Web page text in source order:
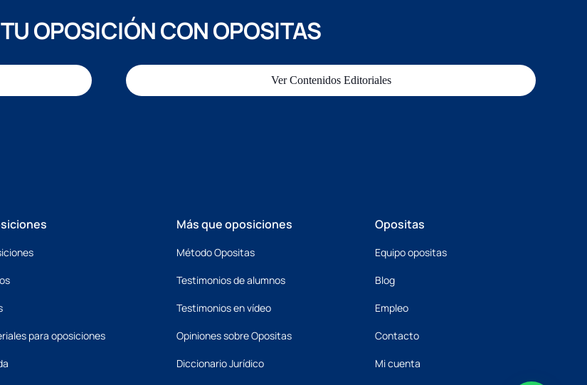
OPOSICIÓN CON OPOSITAS
Ver Contenidos Editoriales
para oposiciones
Más que oposiciones
Método Opositas
Testimonios de alumnos
Testimonios en vídeo
Opiniones sobre Opositas
Diccionario Jurídico
Opositas
Equipo opositas
Blog
Empleo
Contacto
Mi cuenta